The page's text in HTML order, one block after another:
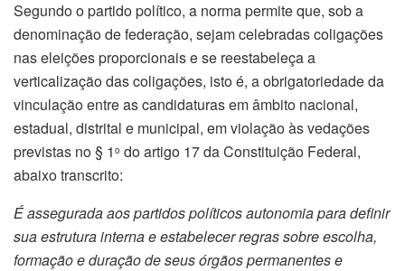
Segundo o partido político, a norma permite que, sob a
denominação de federação, sejam celebradas coligações
nas eleições proporcionais e se reestabeleça a
verticalização das coligações, isto é, a obrigatoriedade da
vinculação entre as candidaturas em âmbito nacional,
estadual, distrital e municipal, em violação às vedações
previstas no § 1 o do artigo 17 da Constituição Federal,
abaixo transcrito:
É assegurada aos partidos políticos autonomia para definir
sua estrutura interna e estabelecer regras sobre escolha,
formação e duração de seus órgãos permanentes e